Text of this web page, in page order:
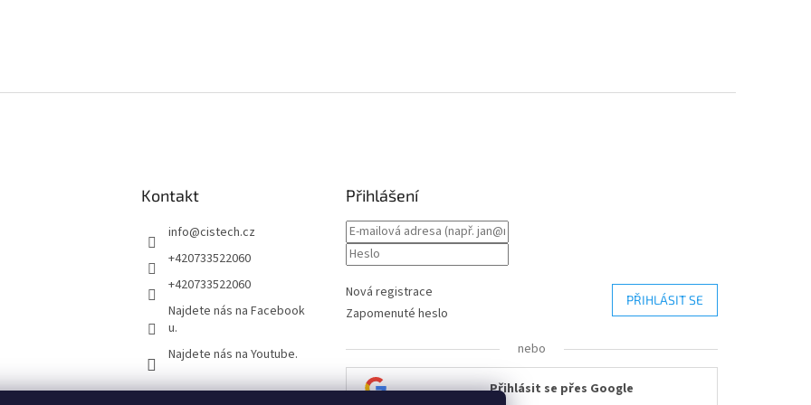
Kontakt
info@cistech.cz
+420733522060
+420733522060
Najdete nás na Facebook
u.
Najdete nás na Youtube.
Přihlášení
PŘIHLÁSIT SE
Nová registrace
Zapomenuté heslo
nebo
Přihlásit se přes Google